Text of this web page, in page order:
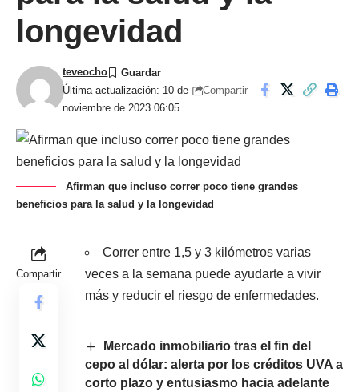
longevidad
Última actualización: 10 de
noviembre de 2023 06:05
teveocho
Compartir
Afirman que incluso correr poco tiene grandes
beneficios para la salud y la longevidad
Compartir
Correr entre 1,5 y 3 kilómetros varias
veces a la semana puede ayudarte a vivir
más y reducir el riesgo de enfermedades.
Mercado inmobiliario tras el fin del
cepo al dólar: alerta por los créditos UVA a
corto plazo y entusiasmo hacia adelante